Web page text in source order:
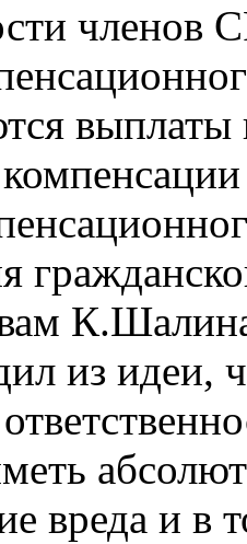
членов
из идеи,
вреда и в